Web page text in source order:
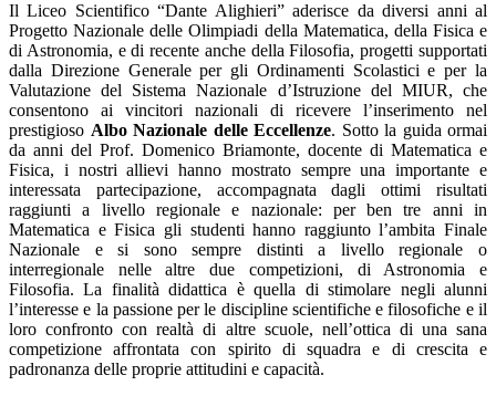
Il Liceo Scientifico “Dante Alighieri” aderisce da diversi anni al
Progetto Nazionale delle Olimpiadi della Matematica, della Fisica e
di Astronomia, e di recente anche della Filosofia, progetti supportati
dalla Direzione Generale per gli Ordinamenti Scolastici e per la
Valutazione del Sistema Nazionale d’Istruzione del MIUR, che
consentono ai vincitori nazionali di ricevere l’inserimento nel
prestigioso Albo Nazionale delle Eccellenze. Sotto la guida ormai
da anni del Prof. Domenico Briamonte, docente di Matematica e
Fisica, i nostri allievi hanno mostrato sempre una importante e
interessata partecipazione, accompagnata dagli ottimi risultati
raggiunti a livello regionale e nazionale: per ben tre anni in
Matematica e Fisica gli studenti hanno raggiunto l’ambita Finale
Nazionale e si sono sempre distinti a livello regionale o
interregionale nelle altre due competizioni, di Astronomia e
Filosofia. La finalità didattica è quella di stimolare negli alunni
l’interesse e la passione per le discipline scientifiche e filosofiche e il
loro confronto con realtà di altre scuole, nell’ottica di una sana
competizione affrontata con spirito di squadra e di crescita e
padronanza delle proprie attitudini e capacità.